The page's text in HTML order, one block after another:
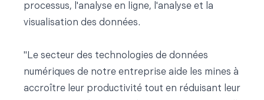
processus, l'analyse en ligne, l'analyse et la
visualisation des données.
"Le secteur des technologies de données
numériques de notre entreprise aide les mines à
accroître leur productivité tout en réduisant leur